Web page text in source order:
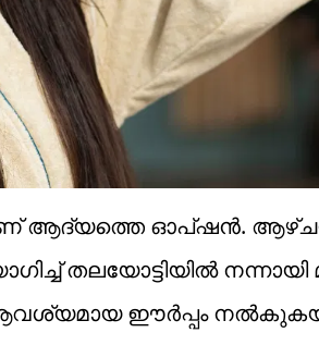
ആദ്യത്തെ ഓപ്ഷൻ.
തലയോട്ടിയിൽ
ആവശ്യമായ ഈർപ്പം